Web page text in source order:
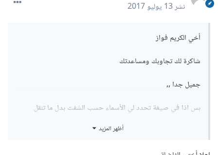
نشر13 يوليو 2017
أخي الكريم فواز
شاكرة لك تجاوبك ومساعدتك
جميل جدا ,,
بس اذا في صيغة تحدد لي الأسماء حسب الشفت بدل ما تنقل
أظهر المزيد